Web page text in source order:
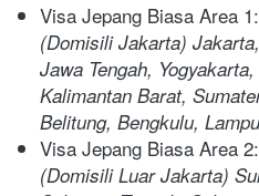
Visa Jepang Biasa Area 1:
(Domisili Jakarta)
Jawa Tengah,
Kalimantan Barat,
Belitung, Bengkulu,
Visa Jepang Biasa Area 2:
(Domisili Luar Jakarta)